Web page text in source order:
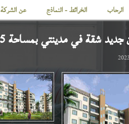
الرحاب الخرائط - النماذج عن الشركة
جديد شقة فيمدينتيبمساحة 135 م